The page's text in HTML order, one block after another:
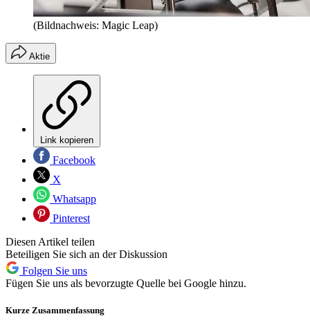
(Bildnachweis: Magic Leap)
Aktie
Link kopieren
Facebook
X
Whatsapp
Pinterest
Diesen Artikel teilen
Beteiligen Sie sich an der Diskussion
Folgen Sie uns
Fügen Sie uns als bevorzugte Quelle bei Google hinzu.
Kurze Zusammenfassung